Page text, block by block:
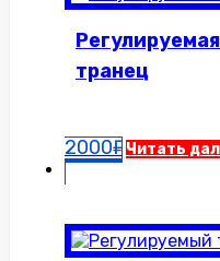
транец
2000₽ Читать